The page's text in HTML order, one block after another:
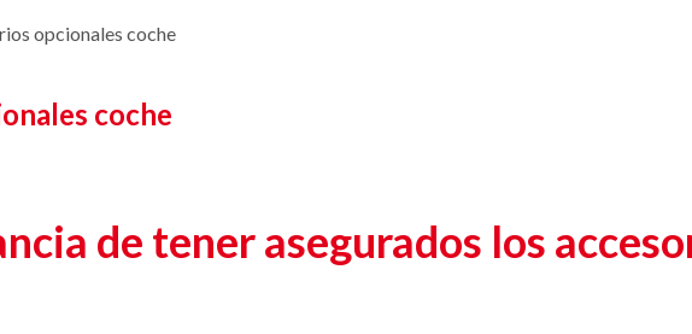
opcionales coche
coche
de tener asegurados los